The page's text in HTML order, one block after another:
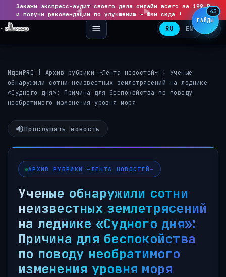
◀
Закажи экспресс-аудит своего дела онлайн всего за 199 ₽
и получи рекомендации по улучшению - Жми сюда !
▶
RU EN
ИдеиPRO Архив рубрики ~Лента новостей~
Ученые
обнаружили сотни неизвестных землетрясений на леднике
«Судного дня»: Причина для беспокойства по поводу
необратимого изменения уровня моря
Прослушать новость
АРХИВ РУБРИКИ ~ЛЕНТА НОВОСТЕЙ~
Ученые обнаружили сотни
неизвестных землетрясений
на леднике «Судного дня»:
Причина для беспокойства
по поводу необратимого
изменения уровня моря
ГАЙДЫ
43